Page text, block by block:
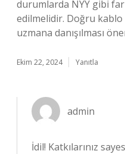
durumlarda NYY gibi
edilmelidir. Doğru kablo
uzmana danışılması
Ekim 22, 2024 Yanıtla
admin
İdil! Katkılarınız